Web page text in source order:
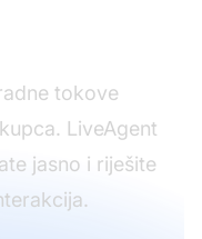
tokove
LiveAgent
jasno i riješite